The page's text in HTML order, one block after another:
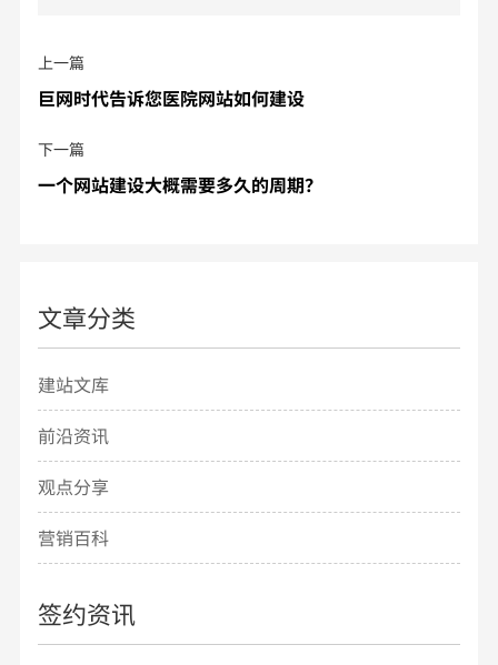
上一篇
巨网时代告诉您医院网站如何建设
下一篇
一个网站建设大概需要多久的周期？
文章分类
建站文库
前沿资讯
观点分享
营销百科
签约资讯